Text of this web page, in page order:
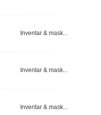
Inventar & mask...
Inventar & mask...
Inventar & mask...